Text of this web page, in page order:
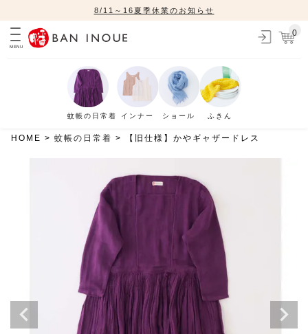
8/11～16夏季休業のお知らせ
MENU
0
蚊帳の日常着 インナー ショール ふきん
HOME 蚊帳の日常着 【旧仕様】かやギャザードレス